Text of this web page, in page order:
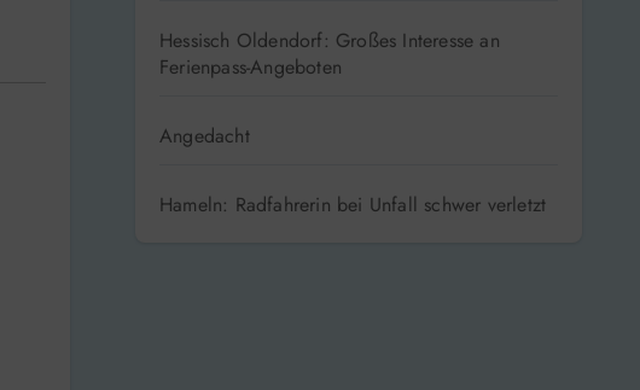
Hessisch Oldendorf: Großes Interesse an
Ferienpass-Angeboten
Angedacht
Hameln: Radfahrerin bei Unfall schwer verletzt